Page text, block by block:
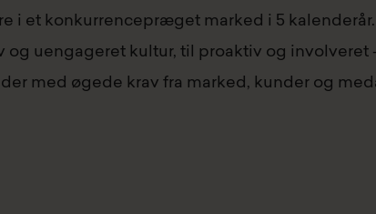
i et konkurrencepræget marked i 5 kalenderår.
og uengageret kultur, til proaktiv og involveret
med øgede krav fra marked, kunder og